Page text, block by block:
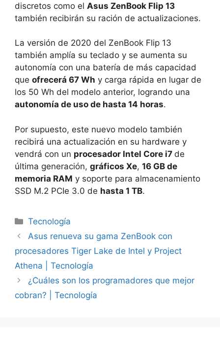
discretos como el Asus ZenBook Flip 13
también recibirán su ración de actualizaciones.
La versión de 2020 del ZenBook Flip 13
también amplía su teclado y se aumenta su
autonomía con una batería de más capacidad
que ofrecerá 67 Wh y carga rápida en lugar de
los 50 Wh del modelo anterior, logrando una
autonomía de uso de hasta 14 horas.
Por supuesto, este nuevo modelo también
recibirá una actualización en su hardware y
vendrá con un procesador Intel Core i7 de
última generación, gráficos Xe, 16 GB de
memoria RAM y soporte para almacenamiento
SSD M.2 PCIe 3.0 de hasta 1 TB.
Categorías
Tecnología
Asus renueva su gama ZenBook con
procesadores Tiger Lake de Intel y Project
Athena | Tecnología
¿Cuáles son los programadores que mejor
cobran? | Tecnología